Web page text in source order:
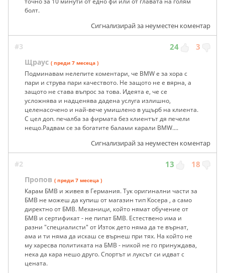
болт.
Сигнализирай за неуместен коментар
#3 24 3
Щраус ( преди 7 месеца )
Подминавам нелепите коментари, че BMW е за хора с
пари и струва пари качеството. Не защото не е вярна, а
защото не става въпрос за това. Идеята е, че се
усложнява и надценява дадена услуга излишно,
целенасочено и най-вече умишлено в ущърб на клиента.
С цел доп. печалба за фирмата без клиентът дя печели
нещо.Радвам се за богатите балами карали BMW....
Сигнализирай за неуместен коментар
#2 13 18
Пропов ( преди 7 месеца )
Карам БМВ и живея в Германия. Тук оригинални части за
БМВ не можеш да купиш от магазин тип Косера , а само
директно от БМВ. Механици, който нямат обучение от
БМВ и сертификат - не пипат БМВ. Естествено има и
разни "специалисти" от Изток дето няма да те върнат,
ама и ти няма да искаш се върнеш при тях. На който не
му харесва политиката на БМВ - никой не го принуждава,
нека да кара нешо друго. Спортът и луксът си идват с
цената.